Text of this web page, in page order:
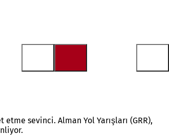
sevinci. Alman Yol Yarışları (GRR),